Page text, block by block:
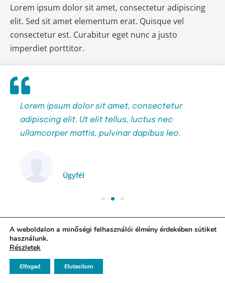
Lorem ipsum dolor sit amet, consectetur adipiscing
elit. Sed sit amet elementum erat. Quisque vel
consectetur est. Curabitur eget nunc a justo
imperdiet porttitor.
Lorem ipsum dolor sit amet, consectetur
adipiscing elit. Ut elit tellus, luctus nec
ullamcorper mattis, pulvinar dapibus leo.
Ügyfél
A weboldalon a minőségi felhasználói élmény érdekében sütiket
használunk.
Részletek
Elfogad Elutasítom